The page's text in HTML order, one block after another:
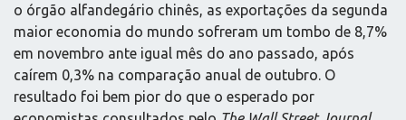
o órgão alfandegário chinês, as exportações da segunda
maior economia do mundo sofreram um tombo de 8,7%
em novembro ante igual mês do ano passado, após
caírem 0,3% na comparação anual de outubro. O
resultado foi bem pior do que o esperado por